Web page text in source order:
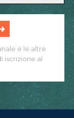
e le altre
iscrizione al